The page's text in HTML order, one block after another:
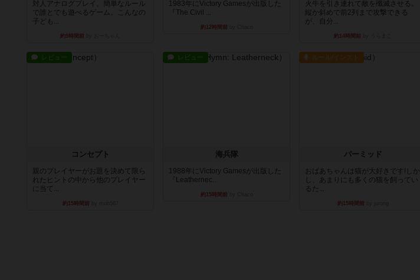
対人アナログプレイ。簡単なルール
で誰とでも遊べるゲーム。こんなの
子ども...
約9時間前
1983年にVictory Gamesが出版した
『The Civil ...
約12時間前
火牛を引き連れて敵を殲滅させる。
縦か斜めで前2列まで攻撃できる
が、自分...
約14時間前
レビュー
コンセプト
親のプレイヤーがお題を決めて限ら
れたヒントの中から他のプレイヤー
に当て...
約15時間前
レビュー
海兵隊
1988年にVictory Gamesが出版した
『Leathernec...
約15時間前
ルール/インスト
パーミッド
おばあちゃんは猫が大好きです!しか
し、あまりにも多くの猫を飼ってい
るた...
約15時間前